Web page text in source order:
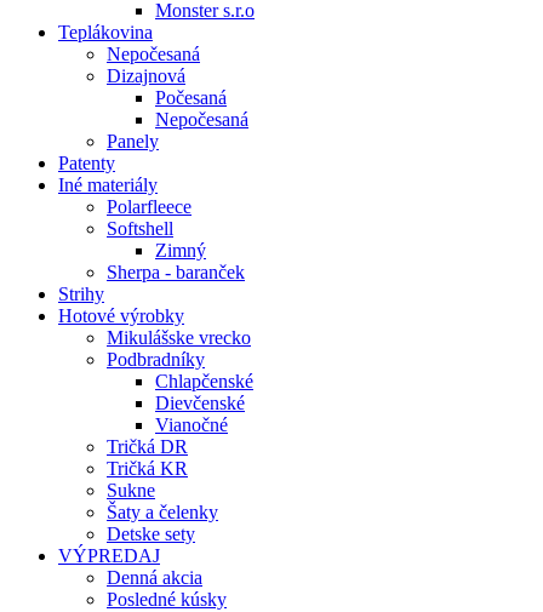
Monster s.r.o
Teplákovina
Nepočesaná
Dizajnová
Počesaná
Nepočesaná
Panely
Patenty
Iné materiály
Polarfleece
Softshell
Zimný
Sherpa - baranček
Strihy
Hotové výrobky
Mikulášske vrecko
Podbradníky
Chlapčenské
Dievčenské
Vianočné
Tričká DR
Tričká KR
Sukne
Šaty a čelenky
Detske sety
VÝPREDAJ
Denná akcia
Posledné kúsky